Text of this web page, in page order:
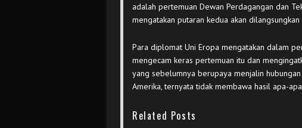
adalah pertemuan Dewan Perdagangan dan
mengatakan putaran kedua akan
Para diplomat Uni Eropa mengatakan dalam
mengecam keras pertemuan itu dan
yang sebelumnya berupaya menjalin
Amerika, ternyata tidak membawa hasil apa-
Related Posts